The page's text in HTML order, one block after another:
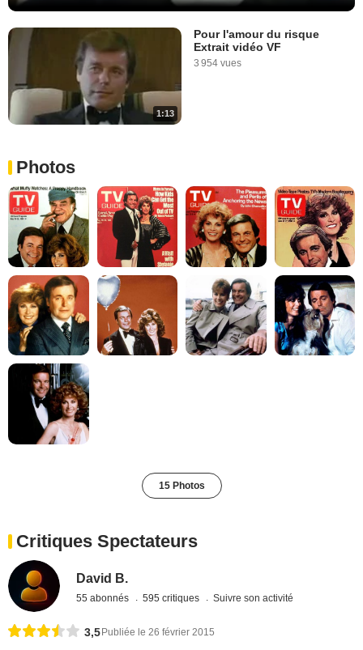
1:13
Pour l'amour du risque
Extrait vidéo VF
3 954 vues
Photos
15 Photos
Critiques Spectateurs
David B.
55 abonnés 595 critiques Suivre son activité
3,5 Publiée le 26 février 2015